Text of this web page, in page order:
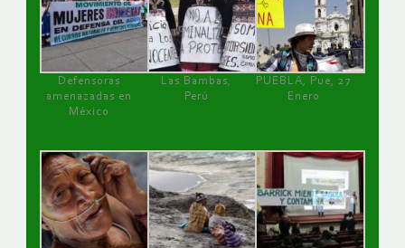
Defensoras
amenazadas en
México
Las Bambas,
Perú
PUEBLA, Pue, 27
Enero